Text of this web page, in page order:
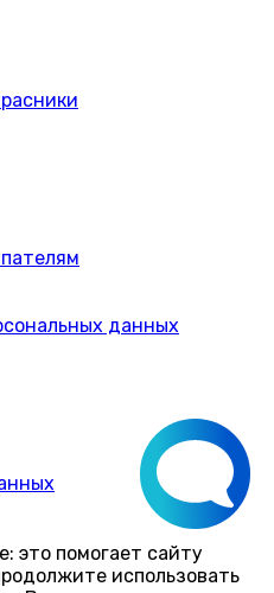
данных
это помогает сайту
использовать